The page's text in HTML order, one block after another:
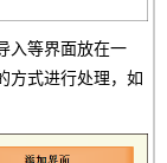
入等界面放在一
方式进行处理，如